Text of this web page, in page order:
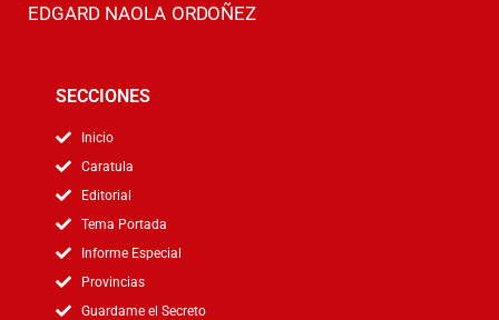
EDGARD NAOLA ORDOÑEZ
SECCIONES
Inicio
Caratula
Editorial
Tema Portada
Informe Especial
Provincias
Guardame el Secreto